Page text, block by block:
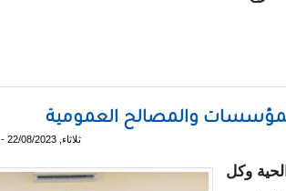
والمصالح العمومية
ثلاثاء, 22/08/2023 - 11:14
وكل